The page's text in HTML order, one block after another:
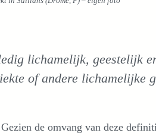
lichamelijk, geestelijk
of andere lichamelijke
de omvang van deze